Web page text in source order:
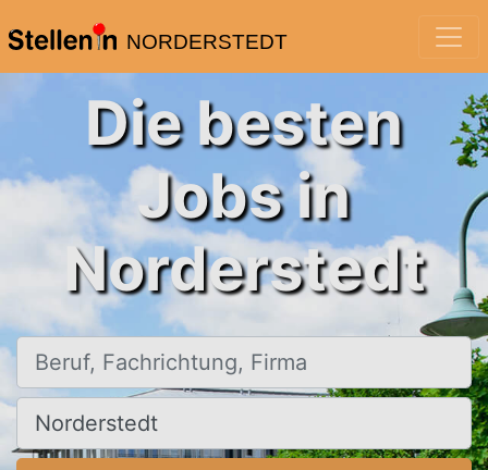
NORDERSTEDT
Die besten
Jobs in
Norderstedt
Beruf, Fachrichtung, Firma
Ort, Stadt